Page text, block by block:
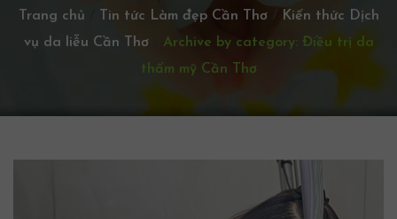
Trang chủ Tin tức Làm đẹp Cần Thơ/
Kiến thức Dịch
vụ da liễu Cần Thơ
Archive by category: Điều trị da
thẩm mỹ Cần Thơ